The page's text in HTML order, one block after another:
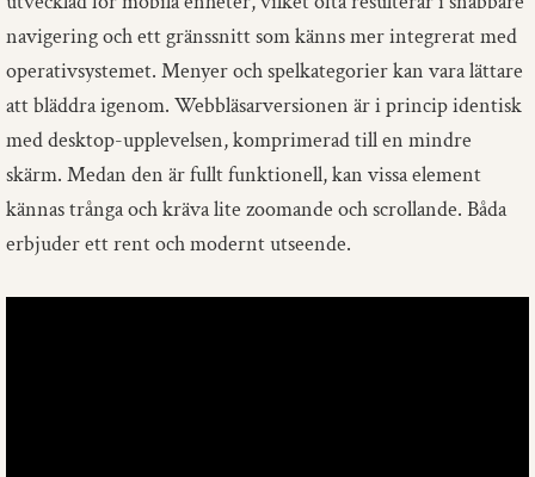
navigering och ett gränssnitt som känns mer integrerat med
operativsystemet. Menyer och spelkategorier kan vara lättare
att bläddra igenom. Webbläsarversionen är i princip identisk
med desktop-upplevelsen, komprimerad till en mindre
skärm. Medan den är fullt funktionell, kan vissa element
kännas trånga och kräva lite zoomande och scrollande. Båda
erbjuder ett rent och modernt utseende.